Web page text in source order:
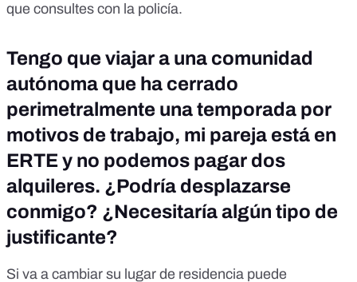
que consultes con la policía.
Tengo que viajar a una comunidad
autónoma que ha cerrado
perimetralmente una temporada por
motivos de trabajo, mi pareja está en
ERTE y no podemos pagar dos
alquileres. ¿Podría desplazarse
conmigo? ¿Necesitaría algún tipo de
justificante?
Si va a cambiar su lugar de residencia puede